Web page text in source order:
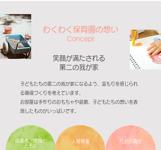
わくわく保育園の想い
Concept
笑顔が満たされる
​第二の我が家
子どもたちの第二の我が家になるよう、温もりを感じられ
る環境づくりを考えています。
お部屋は手作りのおもちゃや装飾、子どもたちの想いを表
現したものがいっぱいです。
保護者・地域と
ともに
人権尊重 社会的責任